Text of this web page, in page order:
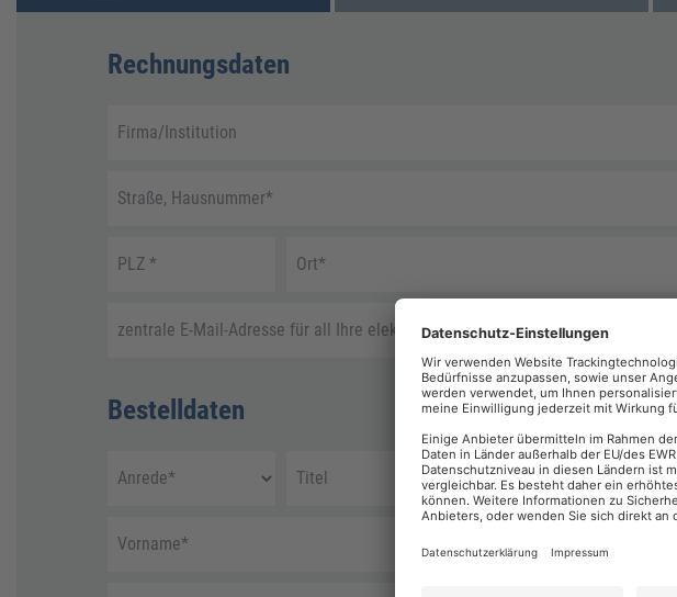
Rechnungsdaten
Firma/Institution
Straße, Hausnummer*
PLZ * Ort*
zentrale E-Mail-Adresse für all Ihre elektronische Rechnungen
Bestelldaten
Anrede* Titel
Vorname* Nachname